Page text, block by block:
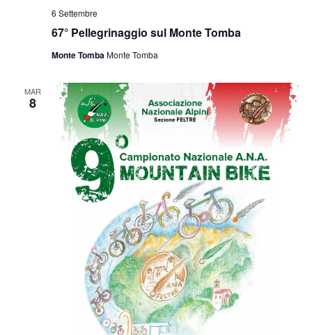
67° Pellegrinaggio sul Monte Tomba
6 Settembre
Monte TombaMonte Tomba
MAR
8